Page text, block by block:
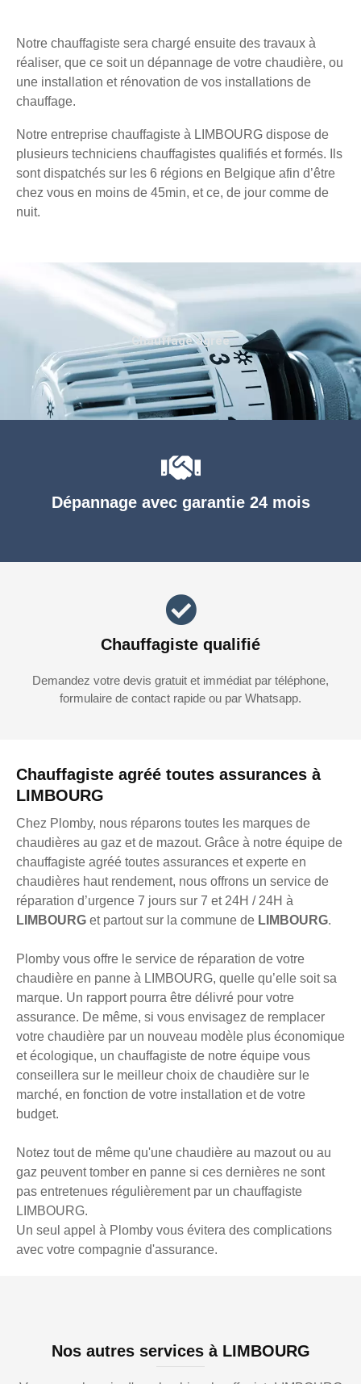
Notre chauffagiste sera chargé ensuite des travaux à
réaliser, que ce soit un dépannage de votre chaudière, ou
une installation et rénovation de vos installations de
chauffage.
Notre entreprise chauffagiste à LIMBOURG dispose de
plusieurs techniciens chauffagistes qualifiés et formés. Ils
sont dispatchés sur les 6 régions en Belgique afin d’être
chez vous en moins de 45min, et ce, de jour comme de
nuit.
Chauffagiste agréé toutes assurances à
LIMBOURG
Chez Plomby, nous réparons toutes les marques de
chaudières au gaz et de mazout. Grâce à notre équipe de
chauffagiste agréé toutes assurances et experte en
chaudières haut rendement, nous offrons un service de
réparation d’urgence 7 jours sur 7 et 24H / 24H à
LIMBOURG et partout sur la commune de LIMBOURG.
Plomby vous offre le service de réparation de votre
chaudière en panne à LIMBOURG, quelle qu’elle soit sa
marque. Un rapport pourra être délivré pour votre
assurance. De même, si vous envisagez de remplacer
votre chaudière par un nouveau modèle plus économique
et écologique, un chauffagiste de notre équipe vous
conseillera sur le meilleur choix de chaudière sur le
marché, en fonction de votre installation et de votre
budget.
Notez tout de même qu'une chaudière au mazout ou au
gaz peuvent tomber en panne si ces dernières ne sont
pas entretenues régulièrement par un chauffagiste
LIMBOURG.
Un seul appel à Plomby vous évitera des complications
avec votre compagnie d'assurance.
Dépannage avec garantie 24 mois
Chauffagiste qualifié
Demandez votre devis gratuit et immédiat par téléphone,
formulaire de contact rapide ou par Whatsapp.
Chauffage agréé
Nos autres services à LIMBOURG